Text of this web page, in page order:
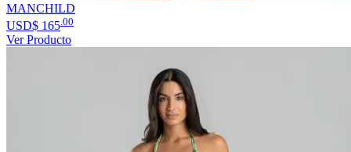
MANCHILD
USD$ 165 .00
Ver Producto